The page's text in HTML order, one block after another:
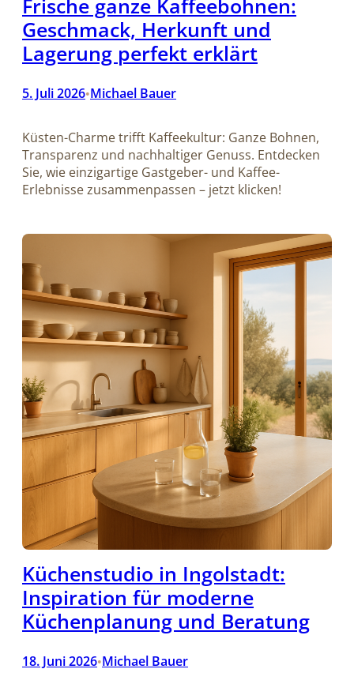
Geschmack, Herkunft und
Lagerung perfekt erklärt
5. Juli 2026•Michael Bauer
Küsten-Charme trifft Kaffeekultur: Ganze Bohnen,
Transparenz und nachhaltiger Genuss. Entdecken
Sie, wie einzigartige Gastgeber- und Kaffee-
Erlebnisse zusammenpassen – jetzt klicken!
Küchenstudio in Ingolstadt:
Inspiration für moderne
Küchenplanung und Beratung
18. Juni 2026•Michael Bauer